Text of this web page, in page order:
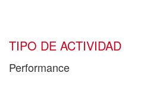
TIPO DE ACTIVIDAD
Performance